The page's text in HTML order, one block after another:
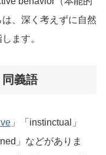
、深く考えずに自然
ます。
義語
」「instinctual」
」などがありま